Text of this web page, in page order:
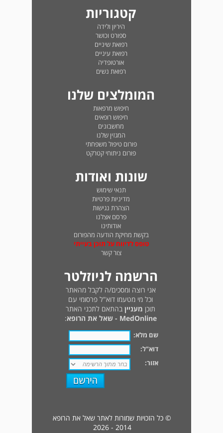
קטגוריות
היריון ולידה
ספורט וכושר
רפואת שיניים
רפואת עיניים
אורטופדיה
רפואת נשים
המומלצים שלנו
חיפוש מרפאות
חיפוש רופאים
מחשבונים
המגזין שלנו
פורום טיפול משפחתי
פורום ניתוחי קטרקט
שונות ואודות
תנאי שימוש
מדיניות פרטיות
הצהרת נגישות
פרסם אצלנו
אודותינו
בקשת מחיקת הודעה מהפורום
טופס לדיווח על תוכן בעייתי
צור קשר
הרשמה לניוזלטר
אני רוצה ומסכים/ה לקבל מהאתר
וכל מי מטעמו דוא"ל פרסומי עם
תוכן מעניין בהתאם לתכני האתר
MedOnline - שאל את הרופא
:
שם מלא:
דוא"ל:
אזור:
© כל הזכויות שמורות לאתר שאל את הרופא
2014 - 2026